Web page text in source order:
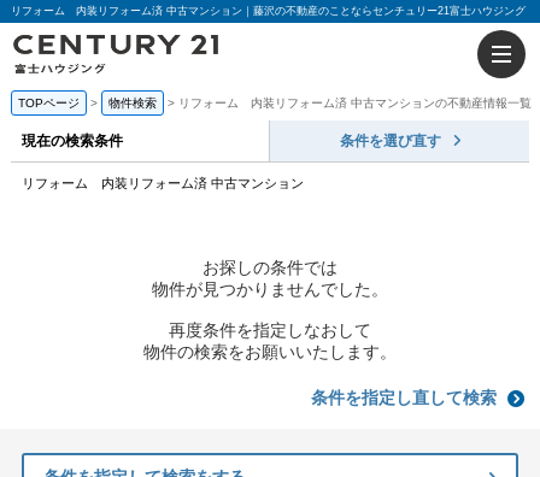
リフォーム 内装リフォーム済 中古マンション｜藤沢の不動産のことならセンチュリー21富士ハウジング
TOPページ 物件検索 リフォーム 内装リフォーム済 中古マンションの不動産情報一覧
現在の検索条件 条件を選び直す
リフォーム 内装リフォーム済 中古マンション
お探しの条件では
物件が見つかりませんでした。
再度条件を指定しなおして
物件の検索をお願いいたします。
条件を指定し直して検索